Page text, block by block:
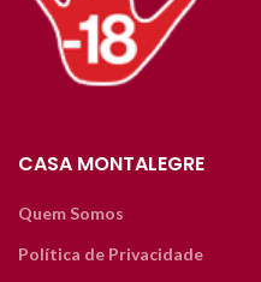
CASA MONTALEGRE
Quem Somos
Política de Privacidade